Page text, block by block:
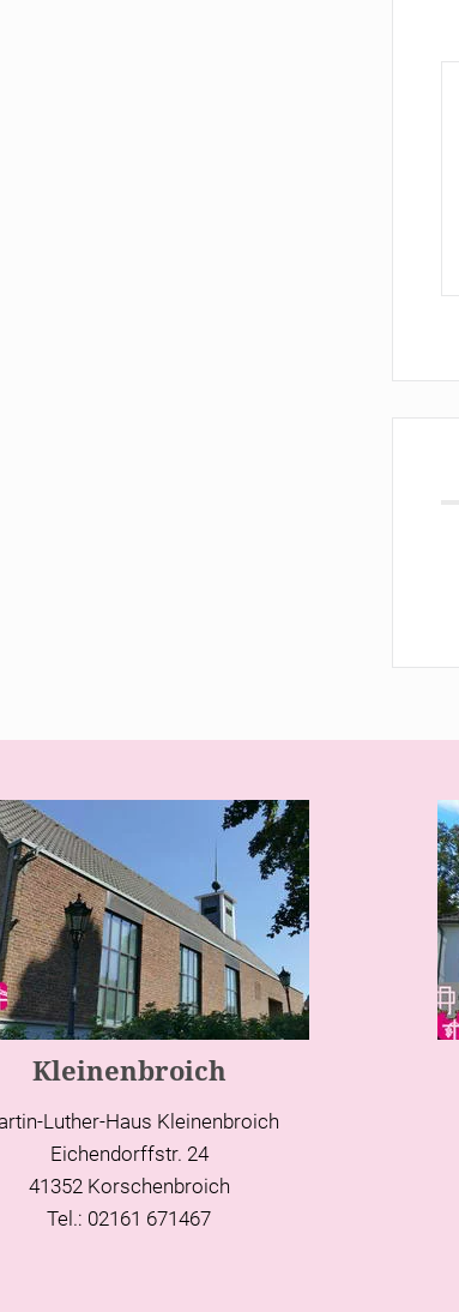
Kleinenbroich
Luther-Haus Kleinenbroich
Eichendorffstr. 24
41352 Korschenbroich
Tel.: 02161 671467